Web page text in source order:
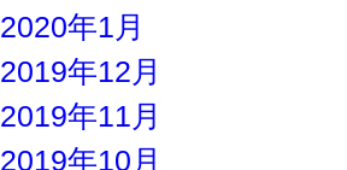
2020年1月
2019年12月
2019年11月
2019年10月